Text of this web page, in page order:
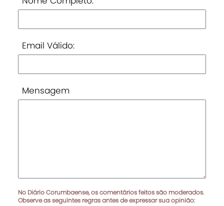
Email Válido:
Mensagem
No Diário Corumbaense, os comentários feitos são moderados.
Observe as seguintes regras antes de expressar sua opinião: